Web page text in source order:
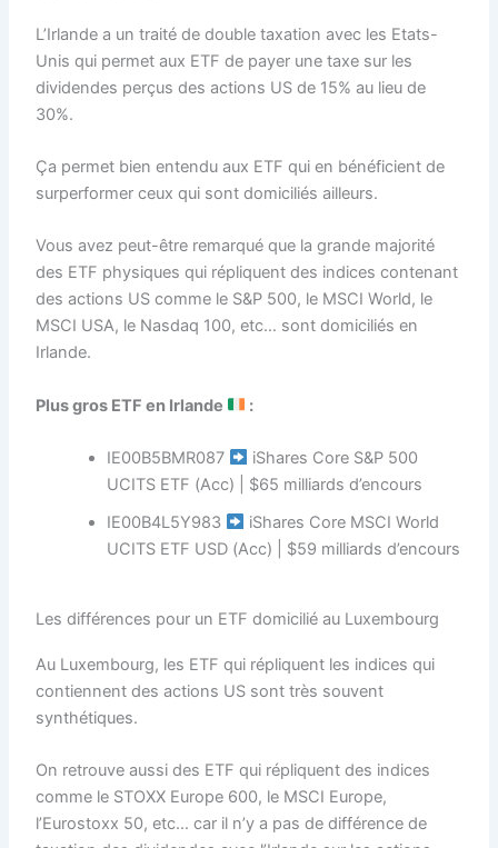
L’Irlande a un traité de double taxation avec les Etats-
Unis qui permet aux ETF de payer une taxe sur les
dividendes perçus des actions US de 15% au lieu de
30%.
Ça permet bien entendu aux ETF qui en bénéficient de
surperformer ceux qui sont domiciliés ailleurs.
Vous avez peut-être remarqué que la grande majorité
des ETF physiques qui répliquent des indices contenant
des actions US comme le S&P 500, le MSCI World, le
MSCI USA, le Nasdaq 100, etc… sont domiciliés en
Irlande.
Plus gros ETF en Irlande :
IE00B5BMR087
iShares Core S&P 500
UCITS ETF (Acc) | $65 milliards d’encours
IE00B4L5Y983
iShares Core MSCI World
UCITS ETF USD (Acc) | $59 milliards d’encours
Les différences pour un ETF domicilié au Luxembourg
Au Luxembourg, les ETF qui répliquent les indices qui
contiennent des actions US sont très souvent
synthétiques.
On retrouve aussi des ETF qui répliquent des indices
comme le STOXX Europe 600, le MSCI Europe,
l’Eurostoxx 50, etc… car il n’y a pas de différence de